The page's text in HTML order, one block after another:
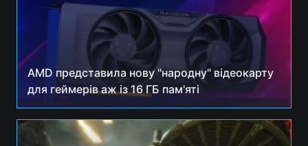
AMD представила нову "народну" відеокарту
для геймерів аж із 16 ГБ пам'яті